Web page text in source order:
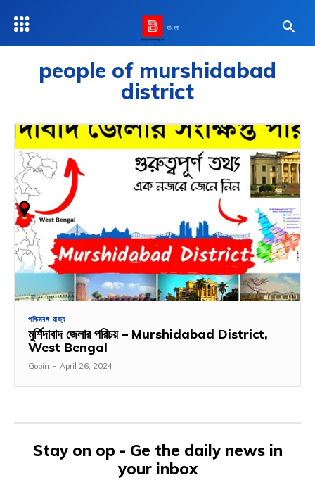
বাংলা
people of murshidabad
district
পশ্চিমবঙ্গ রাজ্য
মুর্শিদাবাদ জেলার পরিচয় – Murshidabad District,
West Bengal
Gobin - April 26, 2024
Stay on op - Ge the daily news in
your inbox